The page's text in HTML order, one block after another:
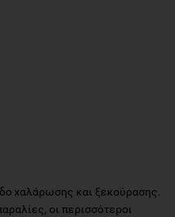
χαλάρωσης και ξεκούρασης.
οι περισσότεροι